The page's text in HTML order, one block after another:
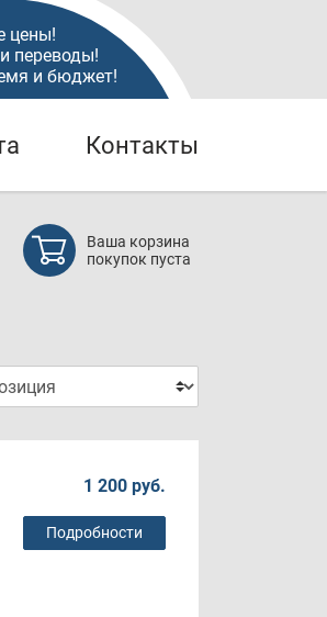
цены!
переводы!
и бюджет!
Контакты
Ваша корзина
покупок пуста
1 200 руб.
Подробности